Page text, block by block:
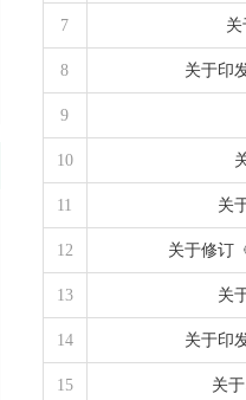
7
8 关于印
9
10
11 关
12 关于修订
13 关
14 关于印
15 关